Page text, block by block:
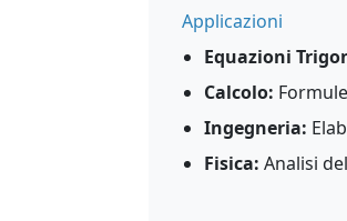
Applicazioni
Equazioni
Calcolo:
Ingegneria:
Fisica: Analisi